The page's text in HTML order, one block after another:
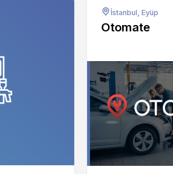
İstanbul, Eyüp
Otomate